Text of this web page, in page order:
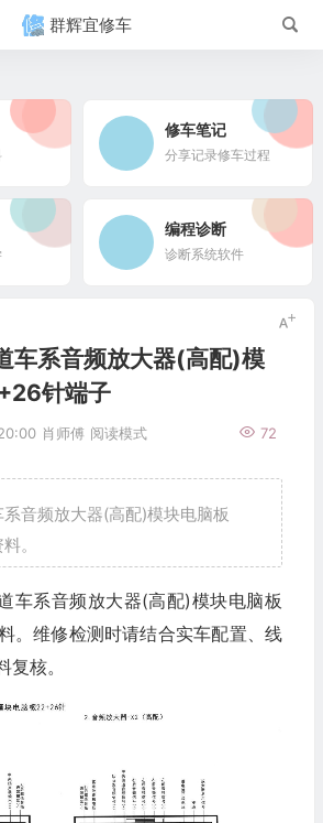
群辉宜修车
修车笔记
分享记录修车过程
编程诊断
诊断系统软件
车系音频放大器(高配)模
针端子
肖师傅 72
阅读模式
音频放大器(高配)模块电脑板
。
车系音频放大器(高配)模块电脑板
。维修检测时请结合实车配置、线
核。